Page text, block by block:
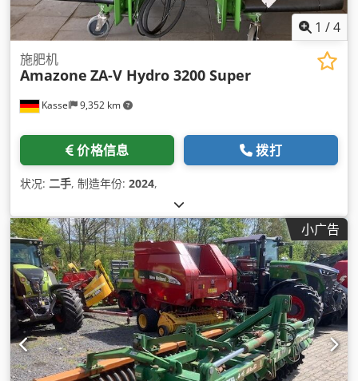
1 /4
Kassel 9,352 km
施肥机
Amazone ZA-V Hydro 3200 Super
价格信息 拨打
状况: 二手, 制造年份: 2024,
小广告